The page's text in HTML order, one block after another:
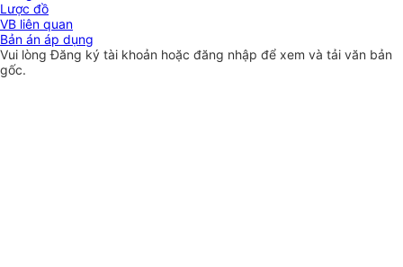
Lược đồ
VB liên quan
Bản án áp dụng
Vui lòngĐăng ký tài khoản hoặc đăng nhập để xem và tải văn bản
gốc.